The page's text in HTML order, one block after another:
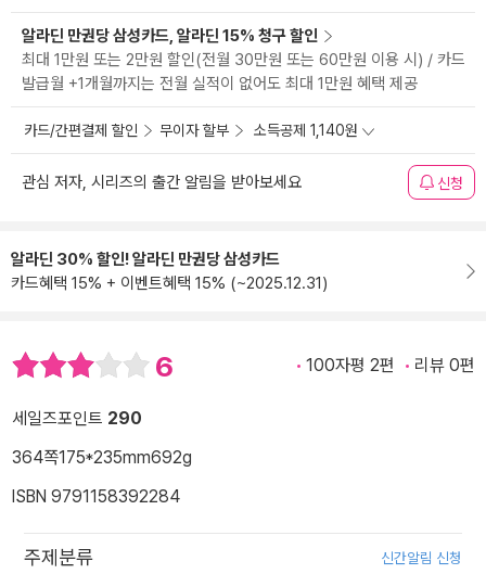
알라딘 만권당 삼성카드, 알라딘 15% 청구 할인
최대 1만원 또는 2만원 할인(전월 30만원 또는 60만원 이용 시) / 카드
발급월 +1개월까지는 전월 실적이 없어도 최대 1만원 혜택 제공
카드/간편결제 할인 무이자 할부 소득공제 1,140원
관심 저자, 시리즈의 출간 알림을 받아보세요 신청
알라딘 30% 할인! 알라딘 만권당 삼성카드
카드혜택 15% + 이벤트혜택 15% (~2025.12.31)
6 100자평 2편 리뷰 0편
세일즈포인트 290
364쪽175*235mm692g
ISBN 9791158392284
주제분류 신간알림 신청